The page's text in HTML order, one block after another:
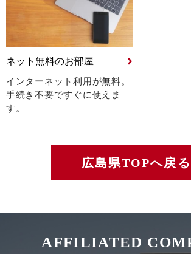
ネット無料のお部屋
インターネット利用が無料。
手続き不要ですぐに使えま
す。
広島県TOPへ戻る
AFFILIATED